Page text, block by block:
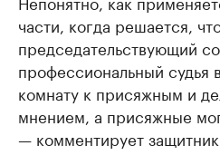
части, когда решается,
председательствующий
профессиональный судья
комнату к присяжным и
мнением, а присяжные
— комментирует защитник.